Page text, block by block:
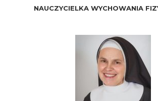
NAUCZYCIELKA WYCHOWANIA